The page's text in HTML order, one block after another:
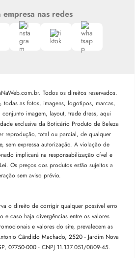
empresa nas redes
Todos os direitos reservados.
todas as fotos, imagens, logotipos, marcas,
imagem, layout, trade dress, aqui
exclusiva da Boticário Produto de Beleza
reprodução, total ou parcial, de qualquer
sem expressa autorização. A violação de
implicará na responsabilização cível e
Os preços dos produtos estão sujeitos a
sem aviso prévio.
o direito de corrigir qualquer possível erro
e caso haja divergências entre os valores
e valores do site, prevalecem as
Cândido Machado, 2520 - Jardim Nova
07750-000 - CNPJ 11.137.051/0809-45.